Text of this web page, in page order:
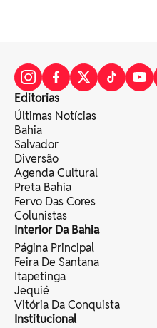
Editorias
Últimas Notícias
Bahia
Salvador
Diversão
Agenda Cultural
Preta Bahia
Fervo Das Cores
Colunistas
Interior Da Bahia
Página Principal
Feira De Santana
Itapetinga
Jequié
Vitória Da Conquista
Institucional